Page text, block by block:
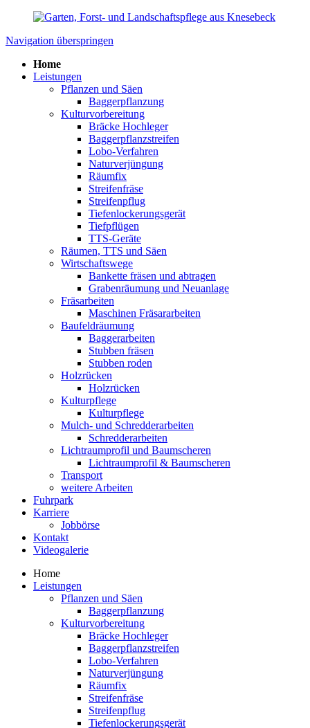
Navigation überspringen
Home
Leistungen
Pflanzen und Säen
Baggerpflanzung
Kulturvorbereitung
Bräcke Hochleger
Baggerpflanzstreifen
Lobo-Verfahren
Naturverjüngung
Räumfix
Streifenfräse
Streifenpflug
Tiefenlockerungsgerät
Tiefpflügen
TTS-Geräte
Räumen, TTS und Säen
Wirtschaftswege
Bankette fräsen und abtragen
Grabenräumung und Neuanlage
Fräsarbeiten
Maschinen Fräsararbeiten
Baufeldräumung
Baggerarbeiten
Stubben fräsen
Stubben roden
Holzrücken
Holzrücken
Kulturpflege
Kulturpflege
Mulch- und Schredderarbeiten
Schredderarbeiten
Lichtraumprofil und Baumscheren
Lichtraumprofil & Baumscheren
Transport
weitere Arbeiten
Fuhrpark
Karriere
Jobbörse
Kontakt
Videogalerie
Home
Leistungen
Pflanzen und Säen
Baggerpflanzung
Kulturvorbereitung
Bräcke Hochleger
Baggerpflanzstreifen
Lobo-Verfahren
Naturverjüngung
Räumfix
Streifenfräse
Streifenpflug
Tiefenlockerungsgerät